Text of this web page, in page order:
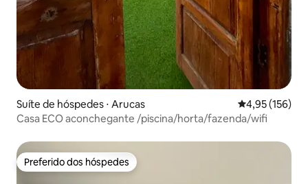
Suíte de hóspedes ⋅ Arucas 4,95 de uma
4,95 (156)
Casa ECO aconchegante /piscina/horta/fazenda/wifi
Preferido dos hóspedes
Preferido dos hóspedes